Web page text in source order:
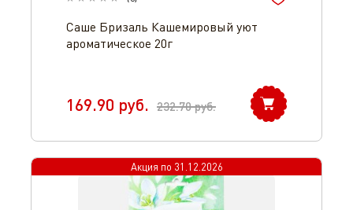
Саше Бризаль Кашемировый уют
ароматическое 20г
169.90 руб. 232.70руб.
Акция по 31.12.2026